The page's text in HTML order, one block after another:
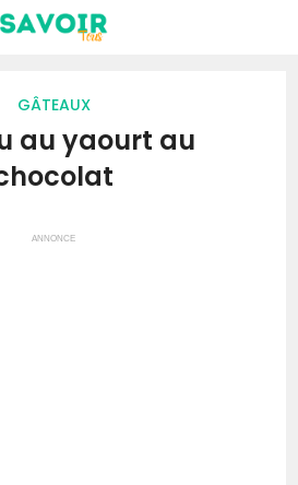
GÂTEAUX
au yaourt au
ANNONCE